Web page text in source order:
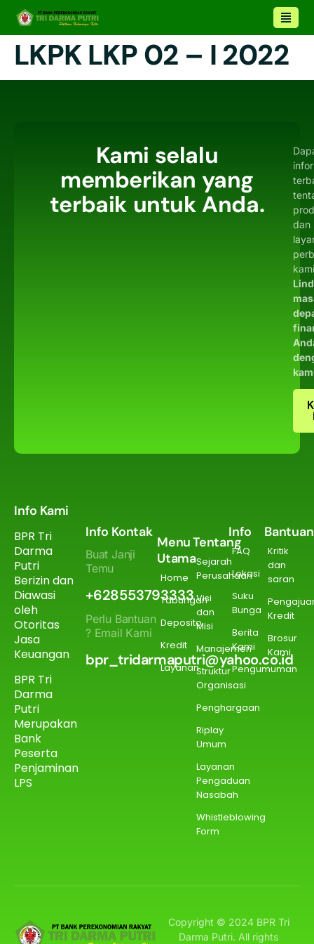
LKPK LKP 02 – I 2022
Kami selalu
memberikan yang
terbaik untuk Anda.
dan
Info Kami
BPR Tri
Darma
Putri
Berizin dan
Diawasi
oleh
Otoritas
Jasa
Keuangan
BPR Tri
Darma
Putri
Merupakan
Bank
Peserta
Penjaminan
LPS
Info Kontak
Buat Janji
Temu
+628553793333
Perlu Bantuan
? Email Kami
bpr_tridarmaputri@yahoo.co.id
Menu
Utama
Home
Tabungan
Deposito
Kredit
Layanan
Tentang
Sejarah
Perusahaan
Visi
dan
Misi
Manajemen
Struktur
Organisasi
Penghargaan
Riplay
Umum
Layanan
Pengaduan
Nasabah
Whistleblowing
Form
Info
FAQ
Lokasi
Suku
Bunga
Berita
Kami
Pengumuman
Bantuan
Kritik
dan
saran
Kredit
Brosur
Kami
Copyright © 2024 BPR Tri
Darma Putri. All rights